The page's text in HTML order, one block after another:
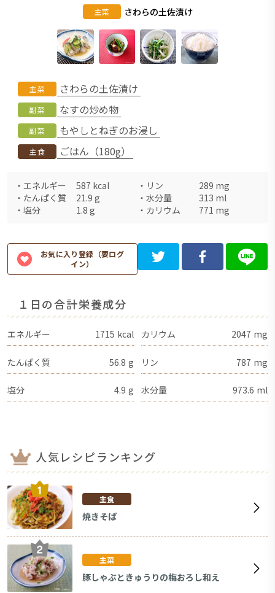
主菜 さわらの土佐漬け
主菜 さわらの土佐漬け
副菜 なすの炒め物
副菜 もやしとねぎのお浸し
主食 ごはん（180g）
・ エネルギー 587 kcal ・ リン 289 mg
・ たんぱく質 21.9 g ・ 水分量 313 ml
・ 塩分 1.8 g ・ カリウム 771 mg
お気に入り登録（要ログ
イン）
１日の合計栄養成分
エネルギー 1715 kcal カリウム 2047 mg
たんぱく質 56.8 g リン 787 mg
塩分 4.9 g 水分量 973.6 ml
人気レシピランキング
主食
焼きそば
主菜
豚しゃぶときゅうりの梅おろし和え